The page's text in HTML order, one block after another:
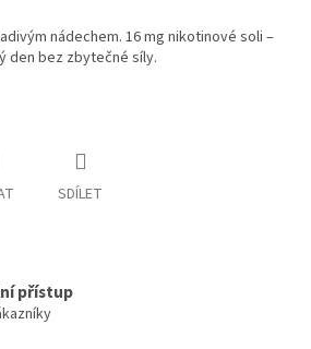
nádechem. 16 mg nikotinové soli –
den bez zbytečné síly.
SDÍLET
přístup